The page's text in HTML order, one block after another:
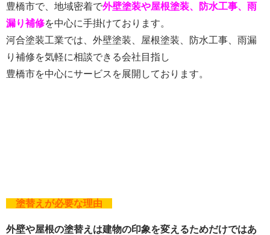
豊橋市で、地域密着で外壁塗装や屋根塗装、防水工事、雨
漏り補修を中心に手掛けております。
河合塗装工業では、外壁塗装、屋根塗装、防水工事、雨漏
り補修を気軽に相談できる会社目指し
豊橋市を中心にサービスを展開しております。
塗替えが必要な理由
外壁や屋根の塗替えは建物の印象を変えるためだけではあ